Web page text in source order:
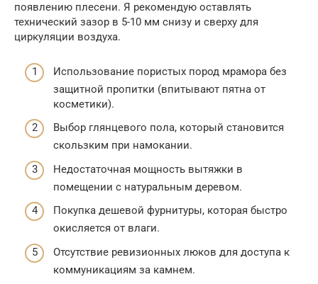
появлению плесени. Я рекомендую оставлять
технический зазор в 5-10 мм снизу и сверху для
циркуляции воздуха.
Использование пористых пород мрамора без
защитной пропитки (впитывают пятна от
косметики).
Выбор глянцевого пола, который становится
скользким при намокании.
Недостаточная мощность вытяжки в
помещении с натуральным деревом.
Покупка дешевой фурнитуры, которая быстро
окисляется от влаги.
Отсутствие ревизионных люков для доступа к
коммуникациям за камнем.